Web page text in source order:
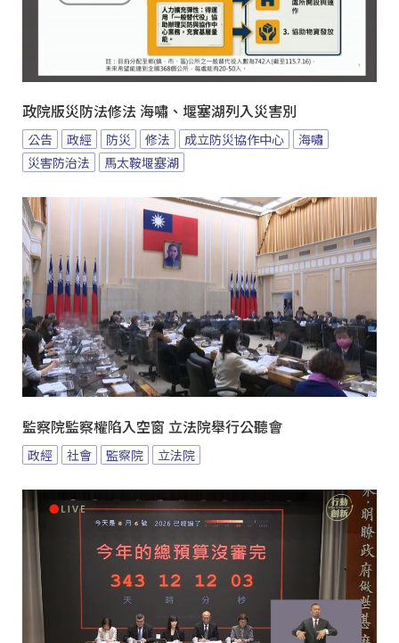
政院版災防法修法 海嘯、堰塞湖列入災害別
公告 政經 防災 修法 成立防災協作中心
海嘯
災害防治法
馬太鞍堰塞湖
監察院監察權陷入空窗 立法院舉行公聽會
政經 社會 監察院 立法院